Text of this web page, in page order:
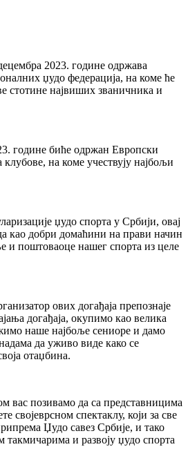
2023. године одржава
џудо федерација, на коме ће
стотине највиших званичника и
године биће одржан Европски
на коме учествују најбољи
џудо спорта у Србији, овај
као добри домаћини на прави начин
и поштоваоце нашег спорта из целе
ових догађаја препознаје
догађаја, окупимо као велика
наше најбоље сениоре и дамо
да уживо виде како се
отаџбина.
вас позивамо да са представницима
својеврсном спектаклу, који за све
Џудо савез Србије, и тако
и развоју џудо спорта